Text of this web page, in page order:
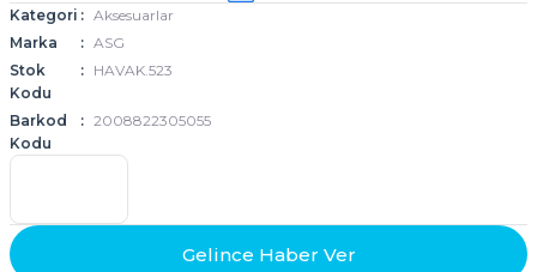
Kategori
Aksesuarlar
Marka
ASG
Stok
Kodu
HAVAK.523
Barkod
Kodu
2008822305055
Gelince Haber Ver